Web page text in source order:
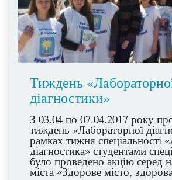
Тиждень
діагностики»
З 03.04 по 07.04.2017 року
тиждень «Лабораторної
рамках тижня спеціальності
діагностика» студентами
було проведено акцію серед
міста «Здорове місто,